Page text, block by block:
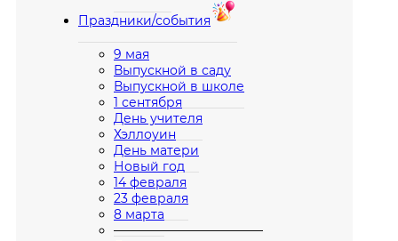
Праздники/события
9 мая
Выпускной в саду
Выпускной в школе
1 сентября
День учителя
Хэллоуин
День матери
Новый год
14 февраля
23 февраля
8 марта
————————————